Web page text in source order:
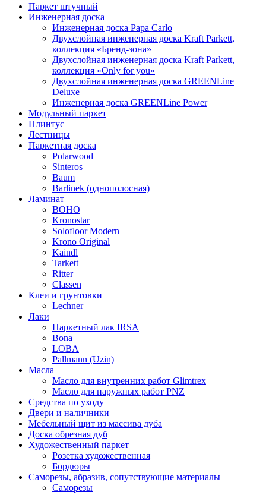
Паркет штучный
Инженерная доска
Инженерная доска Papa Carlo
Двухслойная инженерная доска Kraft Parkett,
коллекция «Бренд-зона»
Двухслойная инженерная доска Kraft Parkett,
коллекция «Only for you»
Двухслойная инженерная доска GREENLine
Deluxe
Инженерная доска GREENLine Power
Модульный паркет
Плинтус
Лестницы
Паркетная доска
Polarwood
Sinteros
Baum
Barlinek (однополосная)
Ламинат
BOHO
Kronostar
Solofloor Modern
Krono Original
Kaindl
Tarkett
Ritter
Classen
Клеи и грунтовки
Lechner
Лаки
Паркетный лак IRSA
Bona
LOBA
Pallmann (Uzin)
Масла
Масло для внутренних работ Glimtrex
Масло для наружных работ PNZ
Средства по уходу
Двери и наличники
Мебельный щит из массива дуба
Доска обрезная дуб
Художественный паркет
Розетка художественная
Бордюры
Саморезы, абразив, сопутствующие материалы
Саморезы